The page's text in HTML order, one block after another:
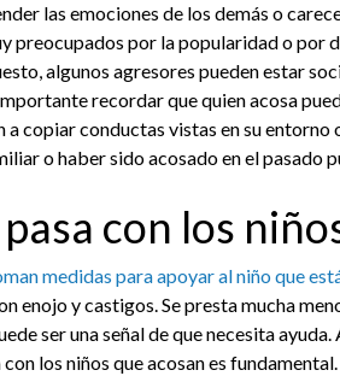
las emociones de los demás o
preocupados por la popularidad o por
algunos agresores pueden estar
recordar que quien acosa
a copiar conductas vistas en su
o haber sido acosado en el pasado
con los
medidas para apoyar al niño que
enojo y castigos. Se presta mucha
ser una señal de que necesita
los niños que acosan es fundamental.